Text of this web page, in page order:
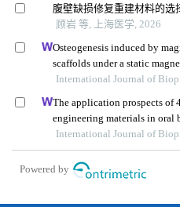
腹壁缺损修复重建材料的选
顾岩 等, 上海医学, 2026
Osteogenesis induced by
scaffolds under a static
International Journal of
The application prospects of
engineering materials in oral
International Journal of
Powered by